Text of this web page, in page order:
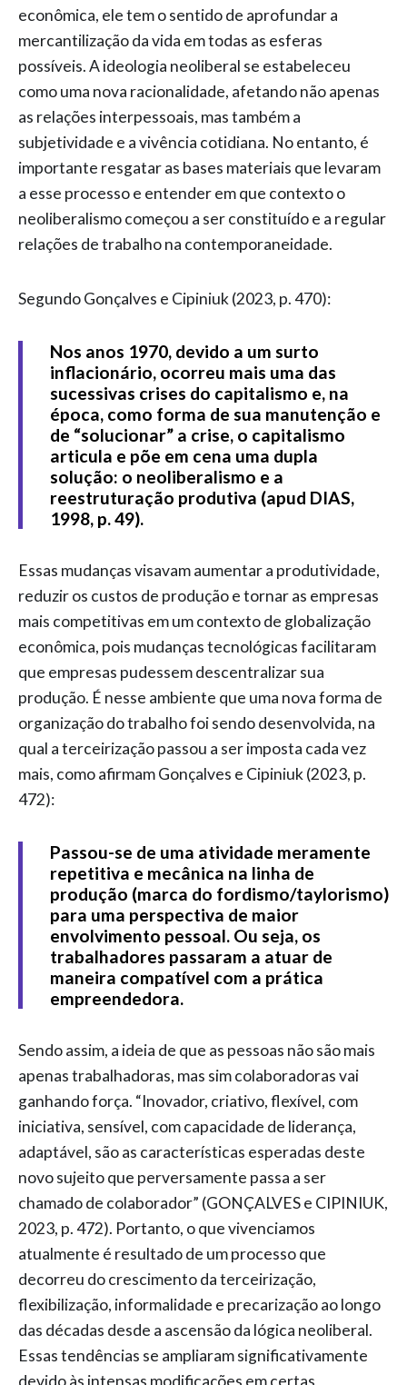
econômica, ele tem o sentido de aprofundar a
mercantilização da vida em todas as esferas
possíveis. A ideologia neoliberal se estabeleceu
como uma nova racionalidade, afetando não apenas
as relações interpessoais, mas também a
subjetividade e a vivência cotidiana. No entanto, é
importante resgatar as bases materiais que levaram
a esse processo e entender em que contexto o
neoliberalismo começou a ser constituído e a regular
relações de trabalho na contemporaneidade.
Segundo Gonçalves e Cipiniuk (2023, p. 470):
Nos anos 1970, devido a um surto
inflacionário, ocorreu mais uma das
sucessivas crises do capitalismo e, na
época, como forma de sua manutenção e
de “solucionar” a crise, o capitalismo
articula e põe em cena uma dupla
solução: o neoliberalismo e a
reestruturação produtiva (apud DIAS,
1998, p. 49).
Essas mudanças visavam aumentar a produtividade,
reduzir os custos de produção e tornar as empresas
mais competitivas em um contexto de globalização
econômica, pois mudanças tecnológicas facilitaram
que empresas pudessem descentralizar sua
produção. É nesse ambiente que uma nova forma de
organização do trabalho foi sendo desenvolvida, na
qual a terceirização passou a ser imposta cada vez
mais, como afirmam Gonçalves e Cipiniuk (2023, p.
472):
Passou-se de uma atividade meramente
repetitiva e mecânica na linha de
produção (marca do fordismo/taylorismo)
para uma perspectiva de maior
envolvimento pessoal. Ou seja, os
trabalhadores passaram a atuar de
maneira compatível com a prática
empreendedora.
Sendo assim, a ideia de que as pessoas não são mais
apenas trabalhadoras, mas sim colaboradoras vai
ganhando força. “Inovador, criativo, flexível, com
iniciativa, sensível, com capacidade de liderança,
adaptável, são as características esperadas deste
novo sujeito que perversamente passa a ser
chamado de colaborador” (GONÇALVES e CIPINIUK,
2023, p. 472). Portanto, o que vivenciamos
atualmente é resultado de um processo que
decorreu do crescimento da terceirização,
flexibilização, informalidade e precarização ao longo
das décadas desde a ascensão da lógica neoliberal.
Essas tendências se ampliaram significativamente
devido às intensas modificações em certas